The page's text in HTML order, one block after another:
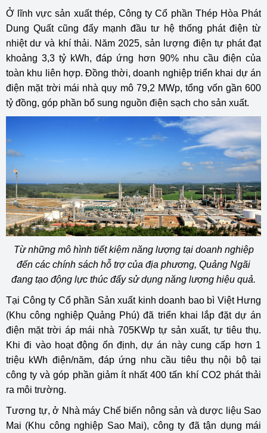
Ở lĩnh vực sản xuất thép, Công ty Cổ phần Thép Hòa Phát
Dung Quất cũng đẩy mạnh đầu tư hệ thống phát điện từ
nhiệt dư và khí thải. Năm 2025, sản lượng điện tự phát đạt
khoảng 3,3 tỷ kWh, đáp ứng hơn 90% nhu cầu điện của
toàn khu liên hợp. Đồng thời, doanh nghiệp triển khai dự án
điện mặt trời mái nhà quy mô 79,2 MWp, tổng vốn gần 600
tỷ đồng, góp phần bổ sung nguồn điện sạch cho sản xuất.
Từ những mô hình tiết kiệm năng lượng tại doanh nghiệp
đến các chính sách hỗ trợ của địa phương, Quảng Ngãi
đang tạo động lực thúc đẩy sử dụng năng lượng hiệu quả.
Tại Công ty Cổ phần Sản xuất kinh doanh bao bì Việt Hưng
(Khu công nghiệp Quảng Phú) đã triển khai lắp đặt dự án
điện mặt trời áp mái nhà 705KWp tự sản xuất, tự tiêu thụ.
Khi đi vào hoạt động ổn định, dự án này cung cấp hơn 1
triệu kWh điện/năm, đáp ứng nhu cầu tiêu thụ nội bộ tại
công ty và góp phần giảm ít nhất 400 tấn khí CO2 phát thải
ra môi trường.
Tương tự, ở Nhà máy Chế biến nông sản và dược liệu Sao
Mai (Khu công nghiệp Sao Mai), công ty đã tận dụng mái